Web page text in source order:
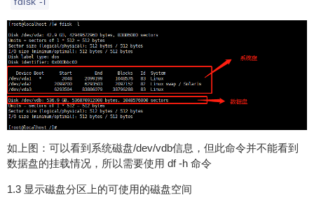
如上图：可以看到系统磁盘/dev/vdb信息，但此命令并不能看到
数据盘的挂载情况，所以需要使用 df -h 命令
1.3 显示磁盘分区上的可使用的磁盘空间